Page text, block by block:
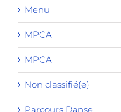
Menu
MPCA
MPCA
Non classifié(e)
Parcours Danse